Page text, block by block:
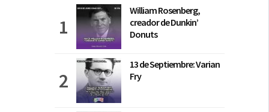
William Rosenberg,
creador de Dunkin’
Donuts
13 de Septiembre: Varian
Fry